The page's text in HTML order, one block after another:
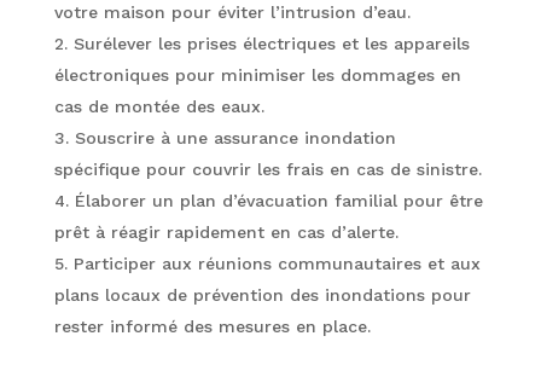
votre maison pour éviter l’intrusion d’eau.
Surélever les prises électriques et les appareils
électroniques pour minimiser les dommages en
cas de montée des eaux.
Souscrire à une assurance inondation
spécifique pour couvrir les frais en cas de sinistre.
Élaborer un plan d’évacuation familial pour être
prêt à réagir rapidement en cas d’alerte.
Participer aux réunions communautaires et aux
plans locaux de prévention des inondations pour
rester informé des mesures en place.